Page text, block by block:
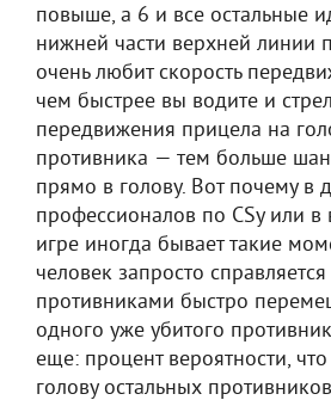
повыше, а 6 и все остальные
нижней части верхней линии
очень любит скорость
чем быстрее вы водите и
передвижения прицела на
противника — тем больше
прямо в голову. Вот почему в
профессионалов по CSу или
игре иногда бывает такие
человек запросто
противниками быстро
одного уже убитого
еще: процент вероятности,
голову остальных